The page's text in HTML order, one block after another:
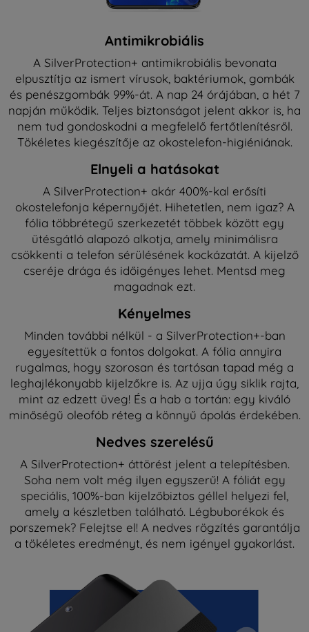
Antimikrobiális
A SilverProtection+ antimikrobiális bevonata
elpusztítja az ismert vírusok, baktériumok, gombák
és penészgombák 99%-át. A nap 24 órájában, a hét 7
napján működik. Teljes biztonságot jelent akkor is, ha
nem tud gondoskodni a megfelelő fertőtlenítésről.
Tökéletes kiegészítője az okostelefon-higiéniának.
Elnyeli a hatásokat
A SilverProtection+ akár 400%-kal erősíti
okostelefonja képernyőjét. Hihetetlen, nem igaz? A
fólia többrétegű szerkezetét többek között egy
ütésgátló alapozó alkotja, amely minimálisra
csökkenti a telefon sérülésének kockázatát. A kijelző
cseréje drága és időigényes lehet. Mentsd meg
magadnak ezt.
Kényelmes
Minden további nélkül - a SilverProtection+-ban
egyesítettük a fontos dolgokat. A fólia annyira
rugalmas, hogy szorosan és tartósan tapad még a
leghajlékonyabb kijelzőkre is. Az ujja úgy siklik rajta,
mint az edzett üveg! És a hab a tortán: egy kiváló
minőségű oleofób réteg a könnyű ápolás érdekében.
Nedves szerelésű
A SilverProtection+ áttörést jelent a telepítésben.
Soha nem volt még ilyen egyszerű! A fóliát egy
speciális, 100%-ban kijelzőbiztos géllel helyezi fel,
amely a készletben található. Légbuborékok és
porszemek? Felejtse el! A nedves rögzítés garantálja
a tökéletes eredményt, és nem igényel gyakorlást.